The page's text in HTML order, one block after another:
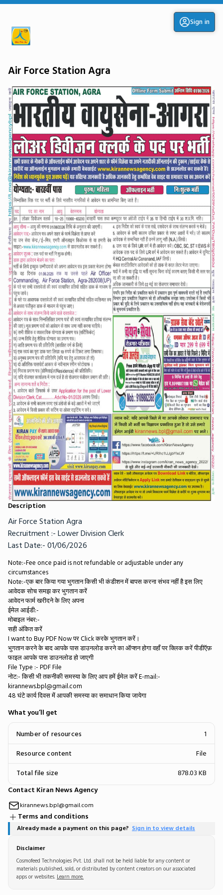
Sign in
Air Force Station Agra
Description
Air Force Station Agra
Recruitment :- Lower Division Clerk
Last Date:- 01/06/2026
​Note:-Fee once paid is not refundable or adjustable under any
circumstances
​Note:-एक बार किया गया भुगतान किसी भी कंडीशन में बापस करना संभव नहीं है इस लिए
आवेदक सोच समझ कर भुगतान करें
​आवेदन फार्म खरीदने के लिए अपना
ईमेल आईडी:-
​मोबाइल नंबर:-
​सही अंकित करें
I want to Buy PDF Now पर Click करके भुगतान करें।
​भुगतान करने के बाद आपके पास डाउनलोड करने का ऑप्शन होगा वहाँ पर क्लिक करें पीडीऍफ़
फाइल आपके पास डाउनलोड हो जाएगी
​File Type :- PDF File
​नोट:- किसी भी तकनीकी समस्या के लिए आप हमें ईमेल करें E-mail:-
kirannews.bpl@gmail.com
48 घंटे कार्य दिवस में आपकी समस्या का समाधान किया जायेगा
What you’ll get
Number of resources
1
Resource content
File
Total file size
878.03 KB
Contact Kiran News Agency
kirannews.bpl@gmail.com
Terms and conditions
Already made a payment on this page? Sign in to view details
Disclaimer
Cosmofeed Technologies Pvt. Ltd. shall not be held liable for any content or
materials published, sold, or distributed by content creators on our associated
apps or websites. Learn more.